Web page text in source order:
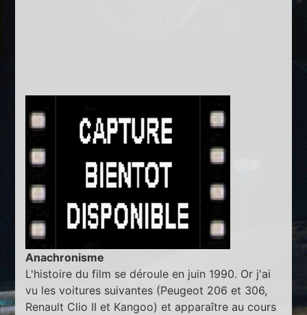
Anachronisme
L'histoire du film se déroule en juin 1990. Or j'ai
vu les voitures suivantes (Peugeot 206 et 306,
Renault Clio II et Kangoo) et apparaître au cours